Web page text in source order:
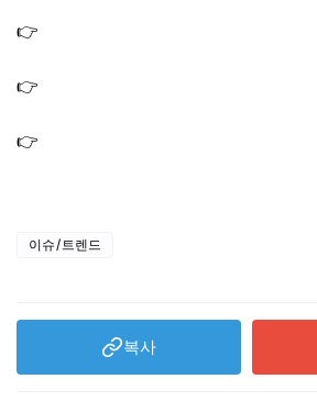
👉
👉
👉
이슈/트렌드
복사